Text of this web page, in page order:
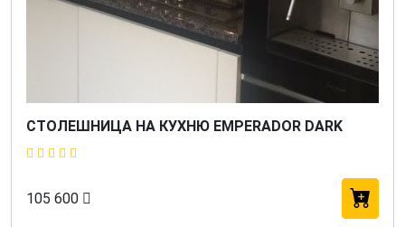
СТОЛЕШНИЦА НА КУХНЮ EMPERADOR DARK
105 600